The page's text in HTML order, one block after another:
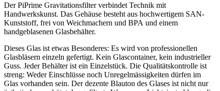
Der PiPrime Gravitationsfilter verbindet Technik mit
Handwerkskunst. Das Gehäuse besteht aus hochwertigem SAN-
Kunststoff, frei von Weichmachern und BPA und einem
handgeblasenen Glasbehälter.
Dieses Glas ist etwas Besonderes: Es wird von professionellen
Glasbläsern einzeln gefertigt. Kein Glascontainer, kein industrieller
Guss. Jeder Behälter ist ein Einzelstück. Die Qualitätskontrolle ist
streng: Weder Einschlüsse noch Unregelmässigkeiten dürfen im
Glas vorhanden sein. Der dezente Blauton des Glases ist nicht nur